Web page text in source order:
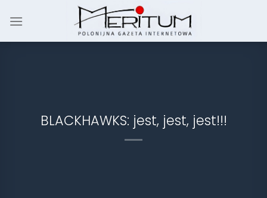
BLACKHAWKS: jest, jest, jest!!!